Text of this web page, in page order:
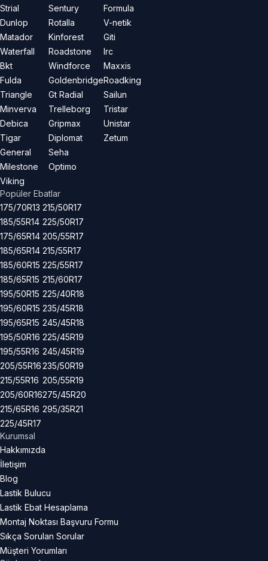
Strial
Dunlop
Matador
Waterfall
Bkt
Fulda
Triangle
Minverva
Debica
Tigar
General
Milestone
Viking
Sentury
Rotalla
Kinforest
Roadstone
Windforce
Goldenbridge
Gt Radial
Trelleborg
Gripmax
Diplomat
Seha
Optimo
Formula
V-netik
Giti
Irc
Maxxis
Roadking
Sailun
Tristar
Unistar
Zetum
Popüler Ebatlar
175/70R13
185/55R14
175/65R14
185/65R14
185/60R15
185/65R15
195/50R15
195/60R15
195/65R15
195/50R16
195/55R16
205/55R16
215/55R16
205/60R16
215/65R16
225/45R17
215/50R17
225/50R17
205/55R17
215/55R17
225/55R17
215/60R17
225/40R18
235/45R18
245/45R18
225/45R19
245/45R19
235/50R19
205/55R19
275/45R20
295/35R21
Kurumsal
Hakkımızda
İletişim
Blog
Lastik Bulucu
Lastik Ebat Hesaplama
Montaj Noktası Başvuru Formu
Sıkça Sorulan Sorular
Müşteri Yorumları